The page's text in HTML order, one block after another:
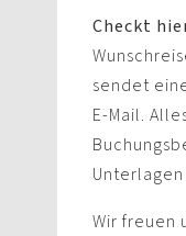
Checkt
sendet
E-Mail.
Wir freuen